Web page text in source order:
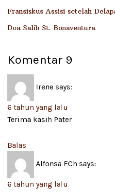
Fransiskus Assisi setelah
Doa Salib St. Bonaventura
Komentar 9
Irene says:
6 tahun yang lalu
Terima kasih Pater
Balas
Alfonsa FCh says:
6 tahun yang lalu